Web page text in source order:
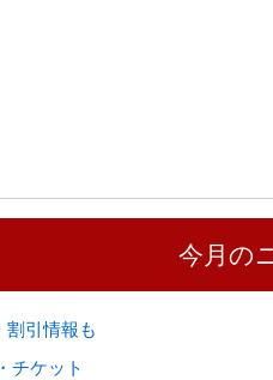
今月の
引情報も
チケット